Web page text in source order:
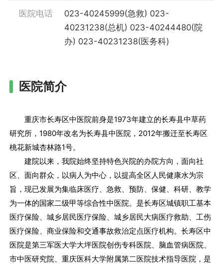
医院电话
023-40245999(急救) 023-
40231238(总机) 023-40244480(院
办) 023-40231238(医务科)
医院简介
重庆市长寿区中医院前身是1973年建立的长寿县中草药
研究所，1980年改名为长寿县中医院，2012年搬迁至长寿区
桃花新城杏林路1号。
建院以来，我院始终坚持特色兴院的办院方向，面向社
区、面向群众，以病人为中心，以提高全区人民健康水为宗
旨，现已发展为集临床医疗、急救、预防、保健、科研、教学
为一体的国家二级甲等综合性中医院。是长寿区城镇职工基本
医疗保险、城乡居民医疗保险、城乡居民大病医疗救助、工伤
医疗保险、商业保险和交通事故救治定点医疗机构。长寿区中
医院是第三军医大学大坪医院创伤专科医院、脑血管病医院、
市中医研究院、重庆医科大学附属第二医院技术指导医院，是